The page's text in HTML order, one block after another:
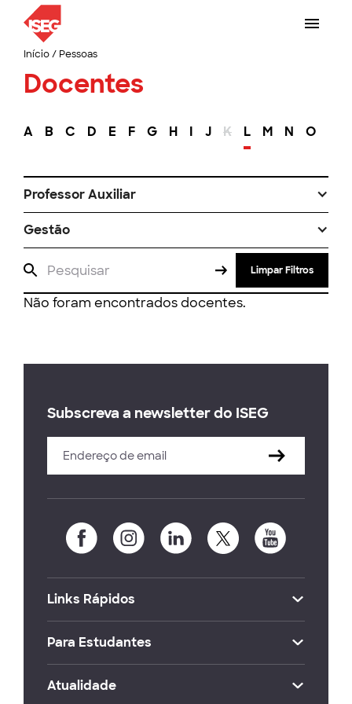
Início/ Pessoas
Docentes
A B C D E F G H I J K L M N O
Professor Auxiliar
Gestão
Limpar Filtros
Não foram encontrados docentes.
Subscreva a newsletter do ISEG
Links Rápidos
Para Estudantes
Atualidade